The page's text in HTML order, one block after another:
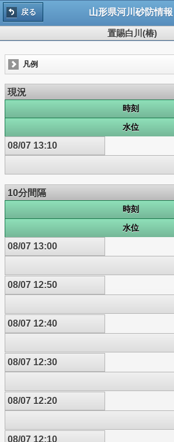
戻る 山形県河川砂防情報
置賜白川(椿)
凡例
現況
時刻
水位
08/07 13:10
10分間隔
時刻
水位
08/07 13:00
08/07 12:50
08/07 12:40
08/07 12:30
08/07 12:20
08/07 12:10